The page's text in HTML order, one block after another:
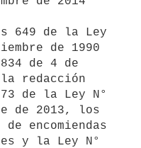
de 1990
de 4 de
redacción
de la Ley N°
de 2013, los
encomiendas
y la Ley N°